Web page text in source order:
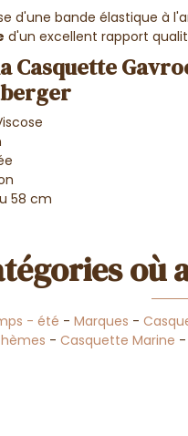
d'une bande élastique à
d'un excellent rapport
Casquette
58 cm
où
- été - Marques -
- Casquette Marine -